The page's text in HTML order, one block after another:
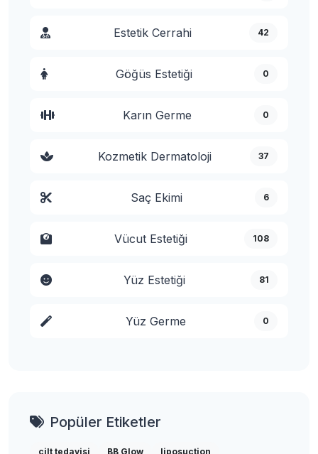
Estetik Cerrahi 42
Göğüs Estetiği 0
Karın Germe 0
Kozmetik Dermatoloji 37
Saç Ekimi 6
Vücut Estetiği 108
Yüz Estetiği 81
Yüz Germe 0
Popüler Etiketler
cilt tedavisi BB Glow
liposuction